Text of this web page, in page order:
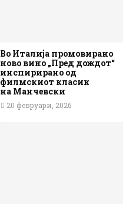
Во Италија промовирано
ново вино „Пред дождот“
инспирирано од
филмскиот класик
на Манчевски
20 февруари, 2026